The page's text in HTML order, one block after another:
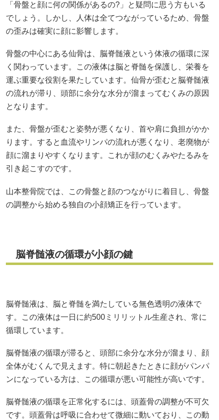
「骨盤と顔に何の関係があるの?」と疑問に思う方もいる
でしょう。しかし、人体は全てつながっているため、骨盤
の歪みは確実に顔に影響します。
骨盤の中心にある仙骨は、脳脊髄液という体液の循環に深
く関わっています。この液体は脳と脊髄を保護し、栄養を
運ぶ重要な役割を果たしています。仙骨が歪むと脳脊髄液
の流れが滞り、頭部に余分な水分が溜まってむくみの原因
となります。
また、骨盤が歪むと姿勢が悪くなり、首や肩に負担がかか
ります。すると血流やリンパの流れが悪くなり、老廃物が
顔に溜まりやすくなります。これが顔のむくみやたるみを
引き起こすのです。
山本整骨院では、この骨盤と顔のつながりに着目し、骨盤
の調整から始める独自の小顔矯正を行っています。
脳脊髄液の循環が小顔の鍵
脳脊髄液は、脳と脊髄を満たしている無色透明の液体で
す。この液体は一日に約500ミリリットル生産され、常に
循環しています。
脳脊髄液の循環が滞ると、頭部に余分な水分が溜まり、顔
全体がむくんで見えます。特に朝起きたときに顔がパンパ
ンになっている方は、この循環が悪い可能性が高いです。
脳脊髄液の循環を正常化するには、頭蓋骨の調整が不可欠
です。頭蓋骨は呼吸に合わせて微細に動いており、この動